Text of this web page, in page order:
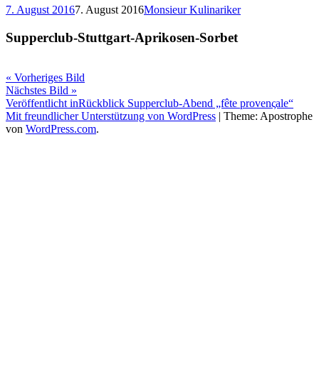
7. August 20167. August 2016Monsieur Kulinariker
Supperclub-Stuttgart-Aprikosen-Sorbet
« Vorheriges Bild
Nächstes Bild »
Beitragsnavigation
Veröffentlicht inRückblick Supperclub-Abend „fête provenςale“
Mit freundlicher Unterstützung von WordPress | Theme: Apostrophe
von WordPress.com.